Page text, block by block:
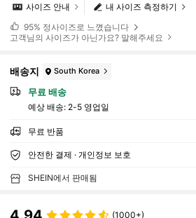
내 사이즈 측정하기
사이즈 안내
95% 정사이즈로 느꼈습니다
고객님의 사이즈가 아닌가요? 말해주세요
배송지 South Korea
무료 배송
예상 배송: 2-5 영업일
무료 반품
안전한 결제 · 개인정보 보호
SHEIN에서 판매됨
(1000+)